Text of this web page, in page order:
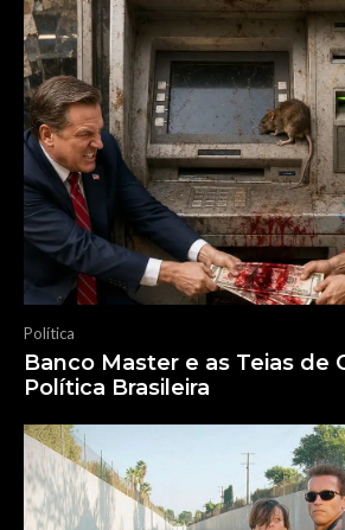
Política
Banco Master e as Teias de
Política Brasileira